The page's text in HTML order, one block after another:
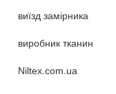
виїзд замірника
виробник тканин
Niltex.com.ua